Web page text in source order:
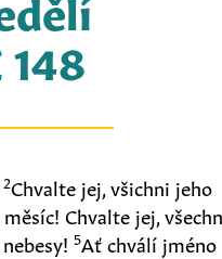
2Chvalte jej, všichni jeho
Chvalte jej,
nebesy!5Ať chválí jméno